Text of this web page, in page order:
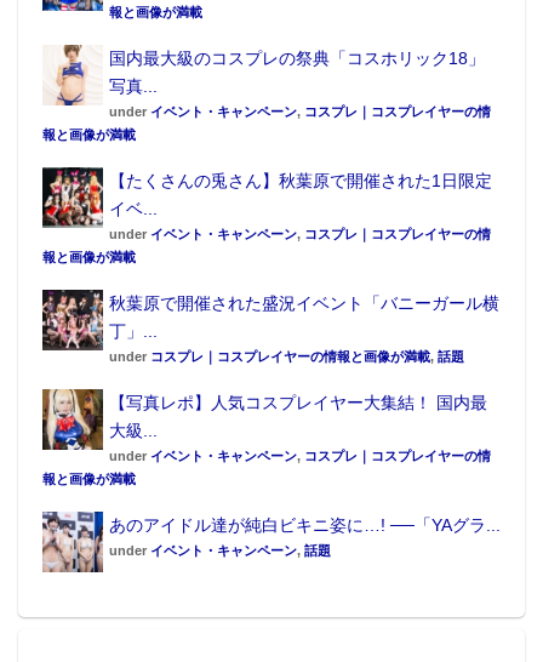
報と画像が満載
国内最大級のコスプレの祭典「コスホリック18」
写真...
under イベント・キャンペーン, コスプレ｜コスプレイヤーの情
報と画像が満載
【たくさんの兎さん】秋葉原で開催された1日限定
イベ...
under イベント・キャンペーン, コスプレ｜コスプレイヤーの情
報と画像が満載
秋葉原で開催された盛況イベント「バニーガール横
丁」...
under コスプレ｜コスプレイヤーの情報と画像が満載, 話題
【写真レポ】人気コスプレイヤー大集結！ 国内最
大級...
under イベント・キャンペーン, コスプレ｜コスプレイヤーの情
報と画像が満載
あのアイドル達が純白ビキニ姿に…! ──「YAグラ...
under イベント・キャンペーン, 話題